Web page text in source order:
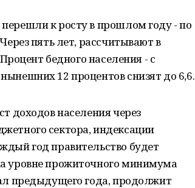
к росту в прошлом году - по
пять лет, рассчитывают в
бедного населения - с
12 процентов снизят до 6,6.
доходов населения через
сектора, индексации
год правительство будет
уровне прожиточного минимума
предыдущего года, продолжит